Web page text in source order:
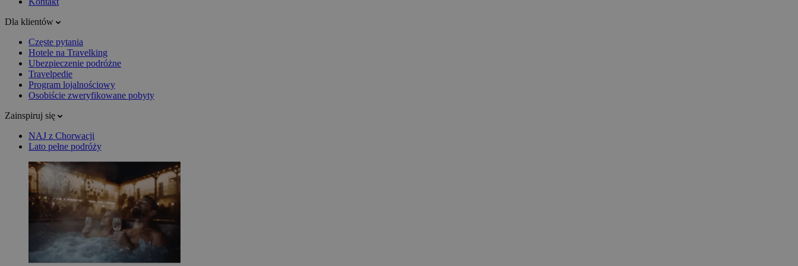
Dla klientów
Częste pytania
Hotele na Travelking
Ubezpieczenie podróżne
Travelpedie
Program lojalnościowy
Osobiście zweryfikowane pobyty
Zainspiruj się
NAJ z Chorwacji
Lato pełne podróży